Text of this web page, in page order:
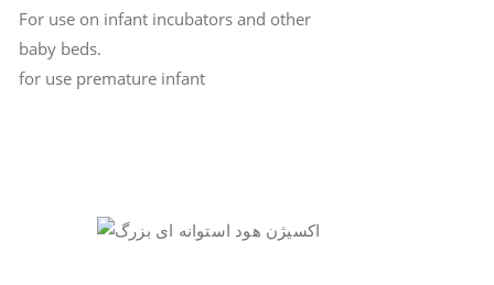
For use on infant incubators and other
baby beds.
for use premature infant